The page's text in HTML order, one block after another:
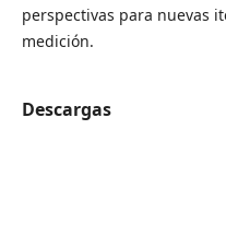
perspectivas para nuevas
medición.
Descargas